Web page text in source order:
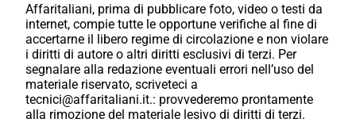
Affaritaliani, prima di pubblicare foto, video o testi da
internet, compie tutte le opportune verifiche al fine di
accertarne il libero regime di circolazione e non violare
i diritti di autore o altri diritti esclusivi di terzi. Per
segnalare alla redazione eventuali errori nell’uso del
materiale riservato, scriveteci a
tecnici@affaritaliani.it.: provvederemo prontamente
alla rimozione del materiale lesivo di diritti di terzi.